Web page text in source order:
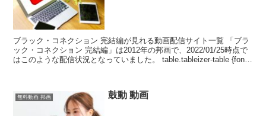
ブラック・コネクション 完結編が見れる動画配信サイト一覧 「ブラ
ック・コネクション 完結編」は2012年の邦画で、2022/01/25時点で
はこのような配信状況となっていました。 table.tableizer-table {font-
無料動画 邦画 鼓動 動画